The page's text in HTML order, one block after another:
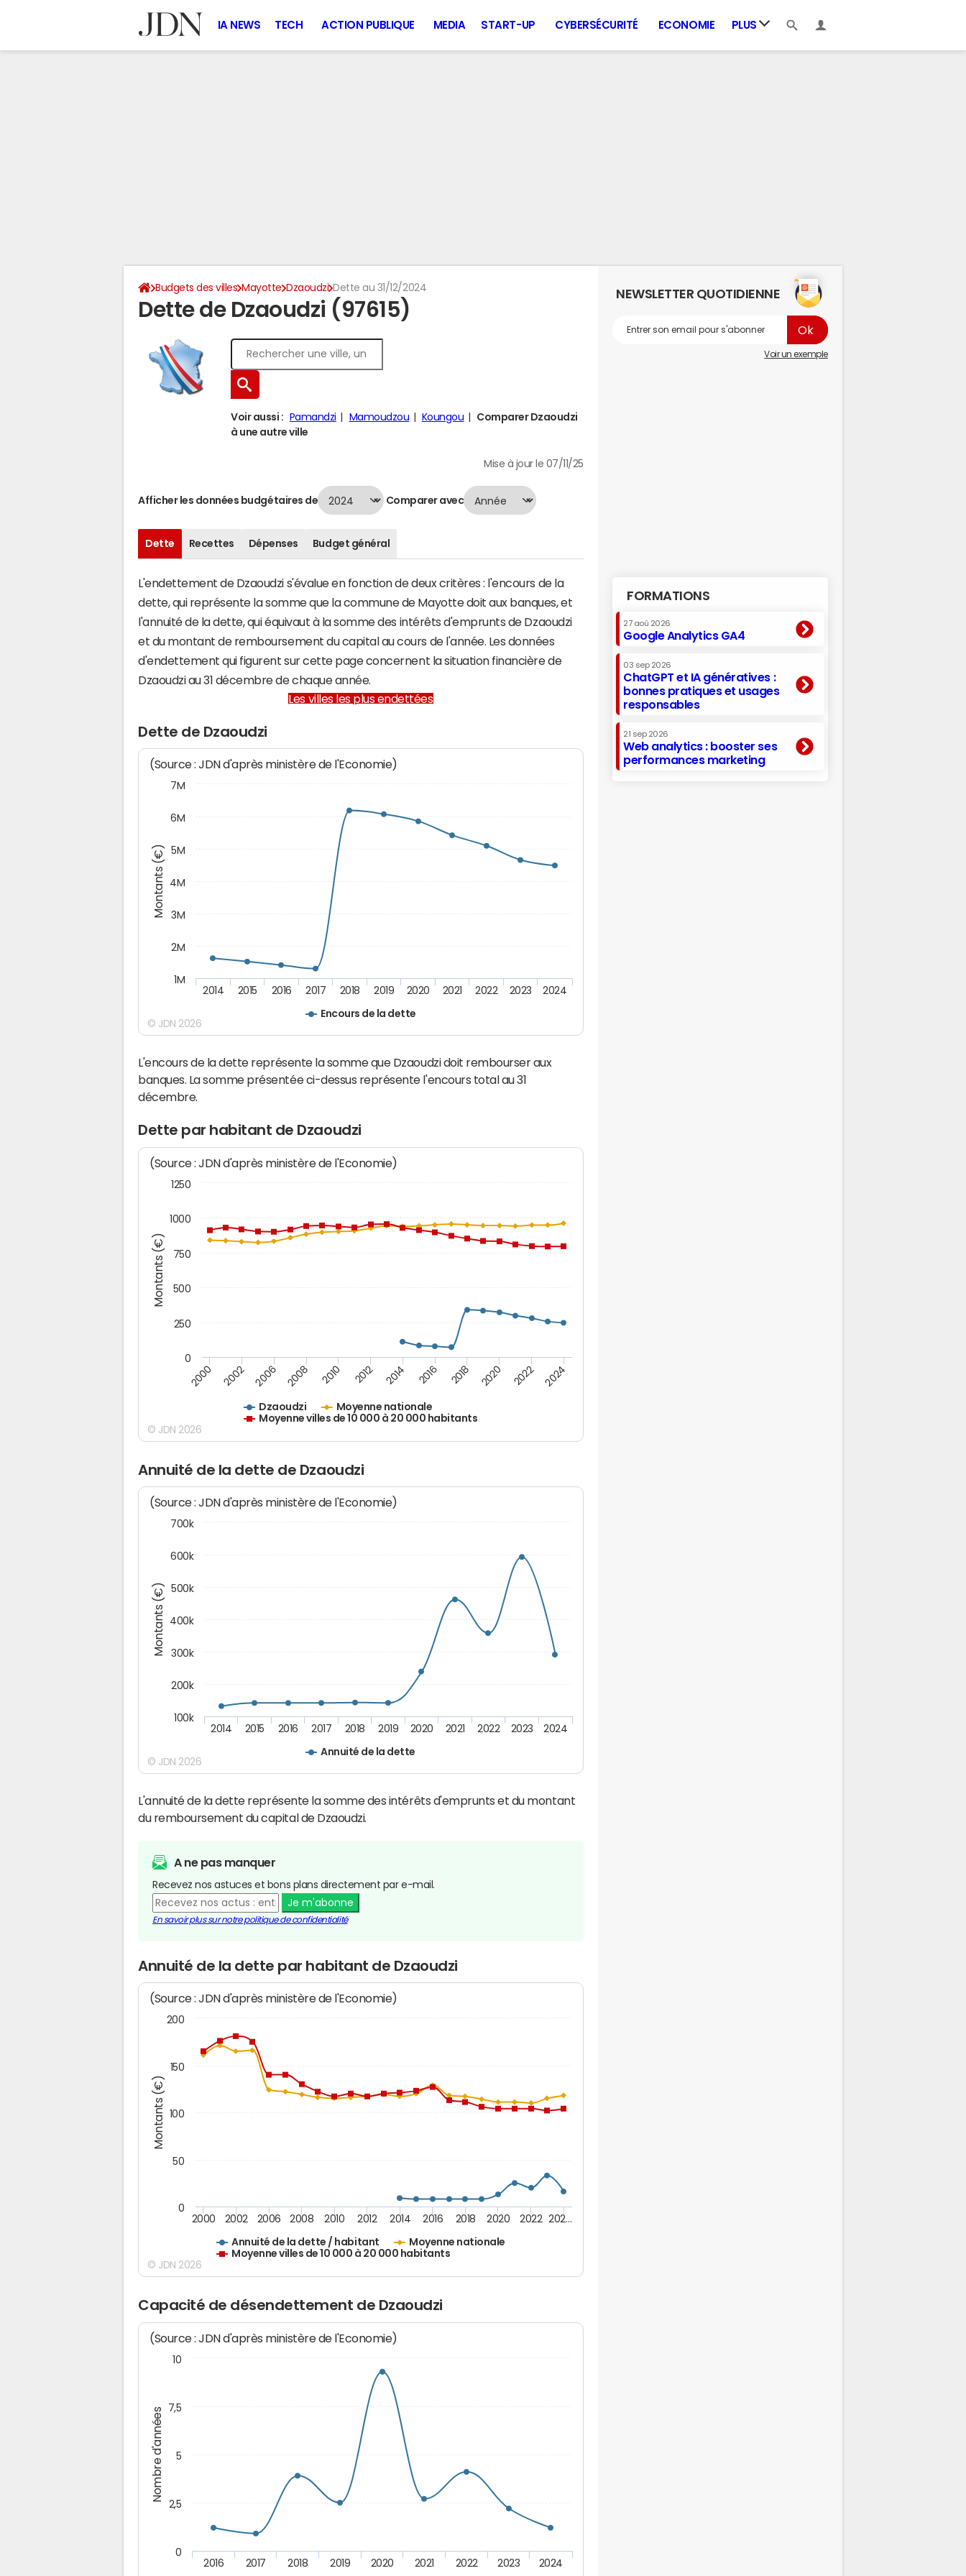
IA NEWS TECH ACTION PUBLIQUE MEDIA START-UP CYBERSÉCURITÉ ECONOMIE PLUS
Budgets des villes Mayotte Dzaoudzi Dette au 31/12/2024
Dette de Dzaoudzi (97615)
Voir aussi : Pamandzi Mamoudzou Koungou
Comparer Dzaoudzi
à une autre ville
Mise à jour le 07/11/25
Afficher les données budgétaires de Comparer avec
Dette Recettes Dépenses Budget général
L'endettement de Dzaoudzi s'évalue en fonction de deux critères : l'encours de la
dette, qui représente la somme que la commune de Mayotte doit aux banques, et
l'annuité de la dette, qui équivaut à la somme des intérêts d'emprunts de Dzaoudzi
et du montant de remboursement du capital au cours de l'année. Les données
d'endettement qui figurent sur cette page concernent la situation financière de
Dzaoudzi au 31 décembre de chaque année.
Les villes les plus endettées
Dette de Dzaoudzi
Montants (€)
(Source : JDN d'après ministère de l'Economie)
Encours de la dette
2014 2015 2016 2017 2018 2019 2020 2021 2022 2023 2024
1M
2M
3M
4M
5M
6M
7M
© JDN 2026
L'encours de la dette représente la somme que Dzaoudzi doit rembourser aux
banques. La somme présentée ci-dessus représente l'encours total au 31
décembre.
Dette par habitant de Dzaoudzi
Montants (€)
(Source : JDN d'après ministère de l'Economie)
Dzaoudzi
Moyenne nationale
Moyenne villes de 10 000 à 20 000 habitants
2000 2002 2006 2008 2010 2012 2014 2016 2018 2020 2022 2024
0
250
500
750
1000
1250
© JDN 2026
Annuité de la dette de Dzaoudzi
Montants (€)
(Source : JDN d'après ministère de l'Economie)
Annuité de la dette
2014 2015 2016 2017 2018 2019 2020 2021 2022 2023 2024
100k
200k
300k
400k
500k
600k
700k
© JDN 2026
L'annuité de la dette représente la somme des intérêts d'emprunts et du montant
du remboursement du capital de Dzaoudzi.
A ne pas manquer
Recevez nos astuces et bons plans directement par e-mail.
Je m'abonne
En savoir plus sur notre politique de confidentialité
Annuité de la dette par habitant de Dzaoudzi
Montants (€)
(Source : JDN d'après ministère de l'Economie)
Annuité de la dette / habitant
Moyenne nationale
Moyenne villes de 10 000 à 20 000 habitants
2000 2002 2006 2008 2010 2012 2014 2016 2018 2020 2022 202…
0
50
100
150
200
© JDN 2026
Capacité de désendettement de Dzaoudzi
Nombre d'années
(Source : JDN d'après ministère de l'Economie)
2016 2017 2018 2019 2020 2021 2022 2023 2024
0
2,5
5
7,5
10
NEWSLETTER QUOTIDIENNE
Voir un exemple
FORMATIONS
27 aoû 2026
Google Analytics GA4
03 sep 2026
ChatGPT et IA génératives :
bonnes pratiques et usages
responsables
21 sep 2026
Web analytics : booster ses
performances marketing